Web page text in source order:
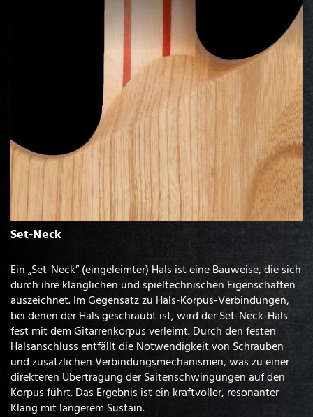
Set-Neck
Ein „Set-Neck” (eingeleimter) Hals ist eine Bauweise, die sich
durch ihre klanglichen und spieltechnischen Eigenschaften
auszeichnet. Im Gegensatz zu Hals-Korpus-Verbindungen,
bei denen der Hals geschraubt ist, wird der Set-Neck-Hals
fest mit dem Gitarrenkorpus verleimt. Durch den festen
Halsanschluss entfällt die Notwendigkeit von Schrauben
und zusätzlichen Verbindungsmechanismen, was zu einer
direkteren Übertragung der Saitenschwingungen auf den
Korpus führt. Das Ergebnis ist ein kraftvoller, resonanter
Klang mit längerem Sustain.